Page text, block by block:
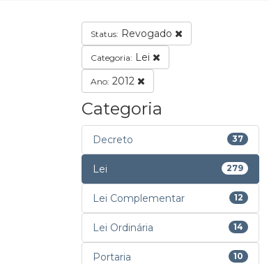
Status: Revogado
Categoria: Lei
Ano: 2012
Categoria
Decreto 37
Lei 279
Lei Complementar 12
Lei Ordinária 14
Portaria 10